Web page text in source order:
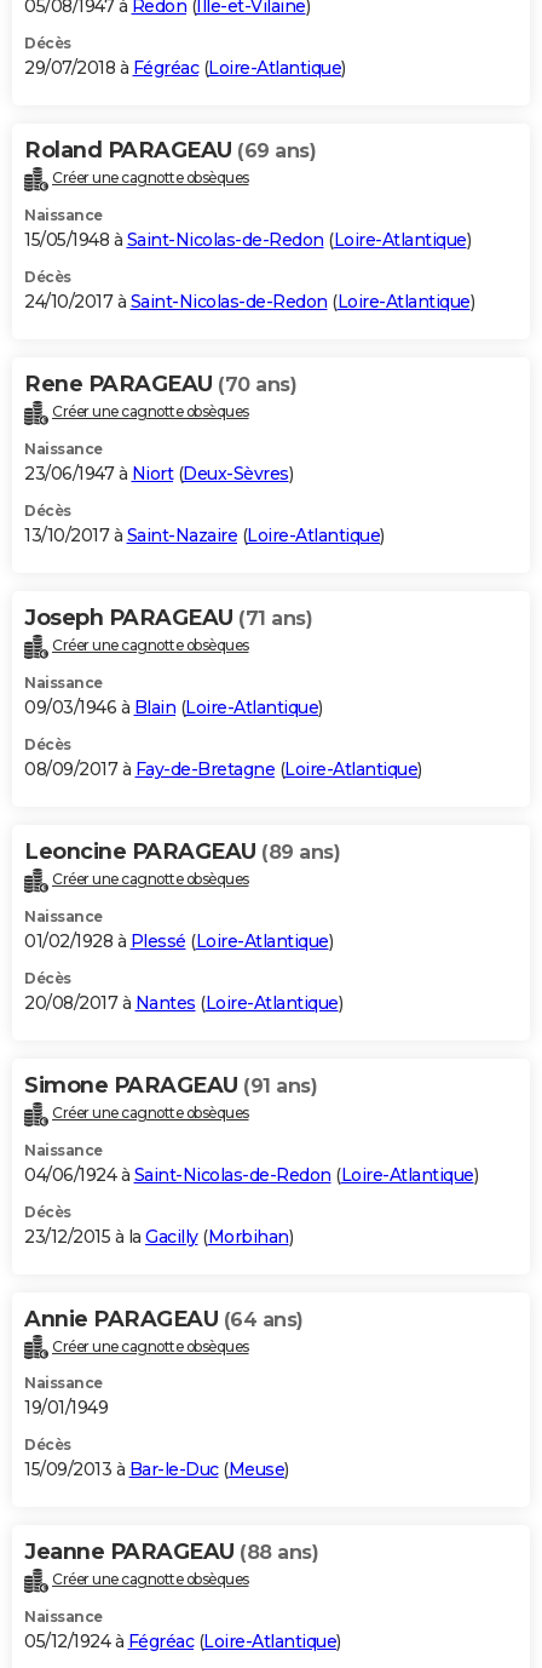
05/08/1947 à Redon ( Ille-et-Vilaine)
Décès
29/07/2018 à Fégréac(Loire-Atlantique)
Roland PARAGEAU (69 ans)
Créer une cagnotte obsèques
Naissance
15/05/1948 à Saint-Nicolas-de-Redon (Loire-Atlantique)
Décès
24/10/2017 à Saint-Nicolas-de-Redon (Loire-Atlantique)
Rene PARAGEAU (70 ans)
Créer une cagnotte obsèques
Naissance
23/06/1947 à Niort(Deux-Sèvres)
Décès
13/10/2017 à Saint-Nazaire (Loire-Atlantique)
Joseph PARAGEAU (71 ans)
Créer une cagnotte obsèques
Naissance
09/03/1946 à Blain (Loire-Atlantique)
Décès
08/09/2017 à Fay-de-Bretagne (Loire-Atlantique)
Leoncine PARAGEAU (89 ans)
Créer une cagnotte obsèques
Naissance
01/02/1928 à Plessé (Loire-Atlantique)
Décès
20/08/2017 à Nantes (Loire-Atlantique)
Simone PARAGEAU (91 ans)
Créer une cagnotte obsèques
Naissance
04/06/1924 à Saint-Nicolas-de-Redon (Loire-Atlantique)
Décès
23/12/2015 à la Gacilly(Morbihan)
Annie PARAGEAU (64 ans)
Créer une cagnotte obsèques
Naissance
19/01/1949
Décès
15/09/2013 à Bar-le-Duc(Meuse)
Jeanne PARAGEAU (88 ans)
Créer une cagnotte obsèques
Naissance
05/12/1924 à Fégréac(Loire-Atlantique)